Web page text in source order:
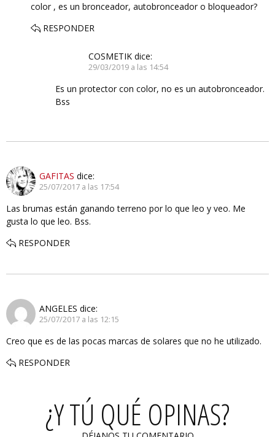
color , es un bronceador, autobronceador o bloqueador?
RESPONDER
COSMETIK dice:
29/03/2019 a las 14:54
Es un protector con color, no es un autobronceador.
Bss
GAFITAS dice:
25/07/2017 a las 17:54
Las brumas están ganando terreno por lo que leo y veo. Me
gusta lo que leo. Bss.
RESPONDER
ANGELES dice:
25/07/2017 a las 12:15
Creo que es de las pocas marcas de solares que no he utilizado.
RESPONDER
¿Y TÚ QUÉ OPINAS?